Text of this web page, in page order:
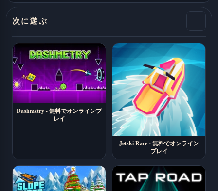
次に遊ぶ
Dashmetry - 無料でオンラインプ
レイ
Jetski Race - 無料でオンライン
プレイ